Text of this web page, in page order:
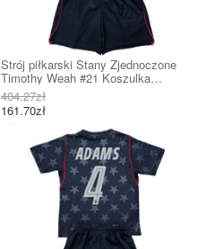
Strój piłkarski Stany Zjednoczone
Timothy Weah #21 Koszulka
Wyjazdowej dziecięce MŚ 2026
Krótki Rękaw (+ Krótkie spodenki)
404.27zł
161.70zł